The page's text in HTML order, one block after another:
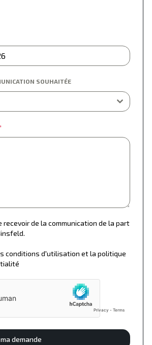
SOUHAITÉE
recevoir de la communication de la part
conditions d'utilisation et la politique
demande